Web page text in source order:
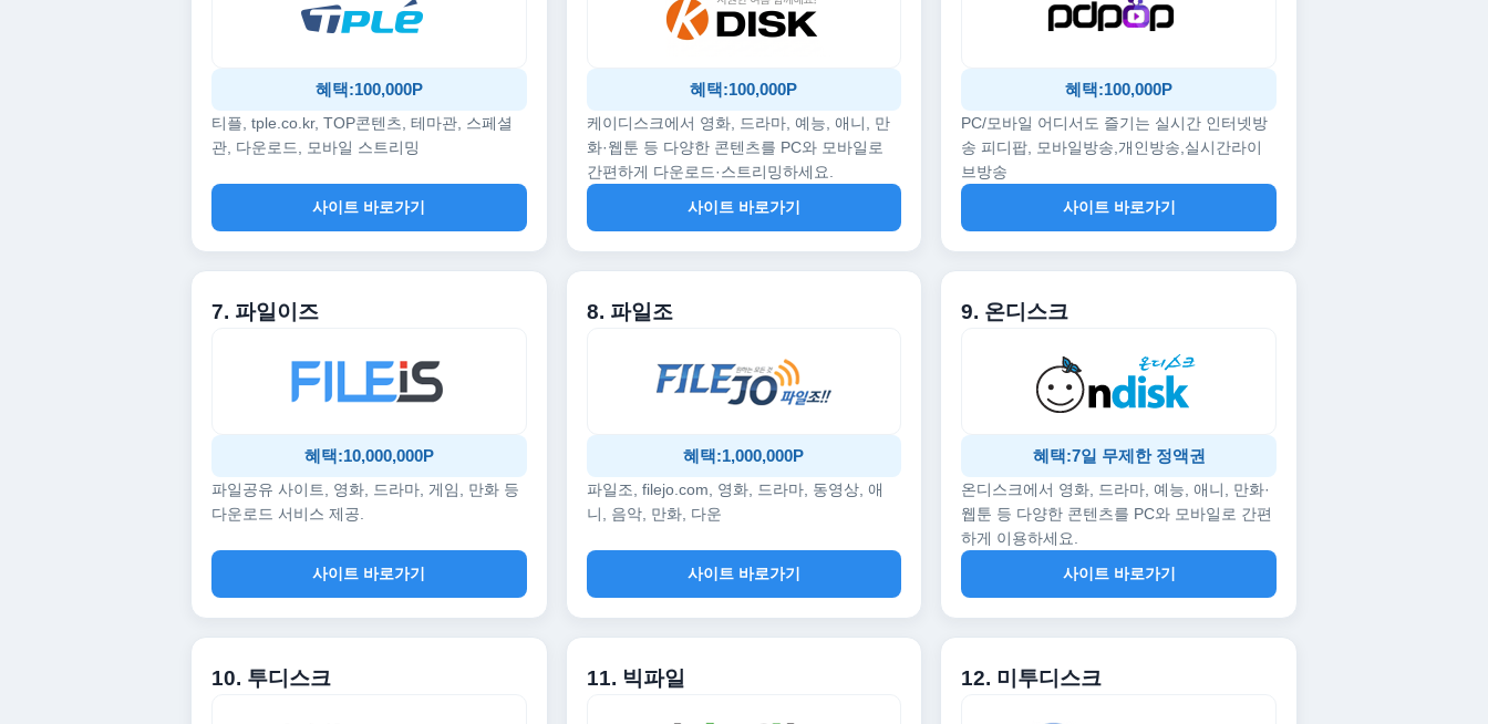
혜택:100,000P
티플, tple.co.kr, TOP콘텐츠, 테마관, 스페셜
관, 다운로드, 모바일 스트리밍
사이트 바로가기
혜택:100,000P
케이디스크에서 영화, 드라마, 예능, 애니, 만
화·웹툰 등 다양한 콘텐츠를 PC와 모바일로
간편하게 다운로드·스트리밍하세요.
사이트 바로가기
혜택:100,000P
PC/모바일 어디서도 즐기는 실시간 인터넷방
송 피디팝, 모바일방송,개인방송,실시간라이
브방송
사이트 바로가기
7. 파일이즈
혜택:10,000,000P
파일공유 사이트, 영화, 드라마, 게임, 만화 등
다운로드 서비스 제공.
사이트 바로가기
8. 파일조
혜택:1,000,000P
파일조, filejo.com, 영화, 드라마, 동영상, 애
니, 음악, 만화, 다운
사이트 바로가기
9. 온디스크
혜택:7일 무제한 정액권
온디스크에서 영화, 드라마, 예능, 애니, 만화·
웹툰 등 다양한 콘텐츠를 PC와 모바일로 간편
하게 이용하세요.
사이트 바로가기
10. 투디스크 11. 빅파일 12. 미투디스크